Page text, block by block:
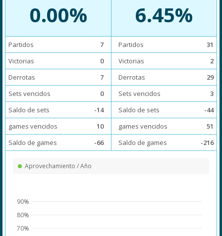
0.00%
Partidos
7
Victorias
0
Derrotas
7
Sets vencidos
0
Saldo de sets
-14
games vencidos
10
Saldo de games
-66
6.45%
Partidos
31
Victorias
2
Derrotas
29
Sets vencidos
3
Saldo de sets
-44
games vencidos
51
Saldo de games
-216
Aprovechamiento / Año
70%
80%
90%